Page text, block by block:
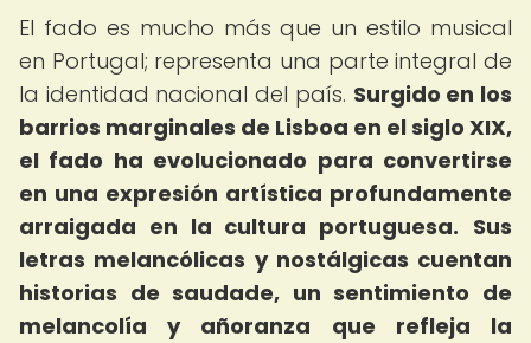
El fado es mucho más que un estilo musical
en Portugal; representa una parte integral de
la identidad nacional del país. Surgido en los
barrios marginales de Lisboa en el siglo XIX,
el fado ha evolucionado para convertirse
en una expresión artística profundamente
arraigada en la cultura portuguesa. Sus
letras melancólicas y nostálgicas cuentan
historias de saudade, un sentimiento de
melancolía y añoranza que refleja la